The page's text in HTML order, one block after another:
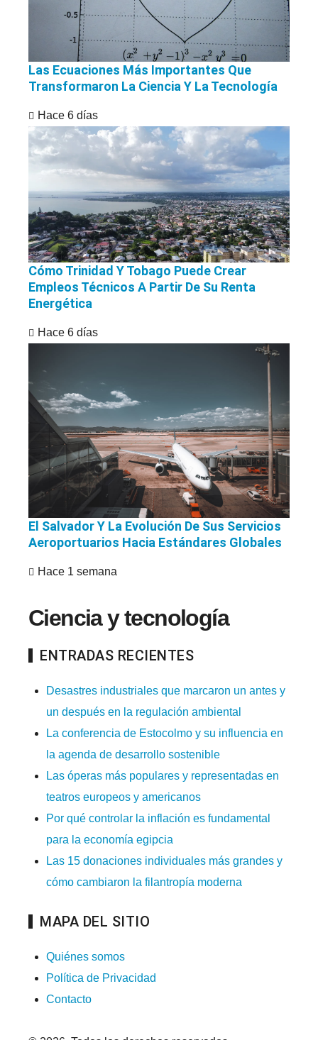
Las Ecuaciones Más Importantes Que
Transformaron La Ciencia Y La Tecnología
Hace 6 días
Cómo Trinidad Y Tobago Puede Crear
Empleos Técnicos A Partir De Su Renta
Energética
Hace 6 días
El Salvador Y La Evolución De Sus Servicios
Aeroportuarios Hacia Estándares Globales
Hace 1 semana
Ciencia y tecnología
ENTRADAS RECIENTES
Desastres industriales que marcaron un antes y
un después en la regulación ambiental
La conferencia de Estocolmo y su influencia en
la agenda de desarrollo sostenible
Las óperas más populares y representadas en
teatros europeos y americanos
Por qué controlar la inflación es fundamental
para la economía egipcia
Las 15 donaciones individuales más grandes y
cómo cambiaron la filantropía moderna
MAPA DEL SITIO
Quiénes somos
Política de Privacidad
Contacto